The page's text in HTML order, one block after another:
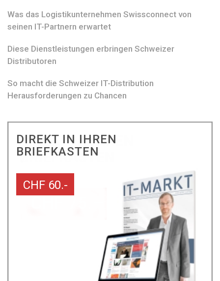
Was das Logistikunternehmen Swissconnect von
seinen IT-Partnern erwartet
Diese Dienstleistungen erbringen Schweizer
Distributoren
So macht die Schweizer IT-Distribution
Herausforderungen zu Chancen
DIREKT IN IHREN
BRIEFKASTEN
CHF 60.-